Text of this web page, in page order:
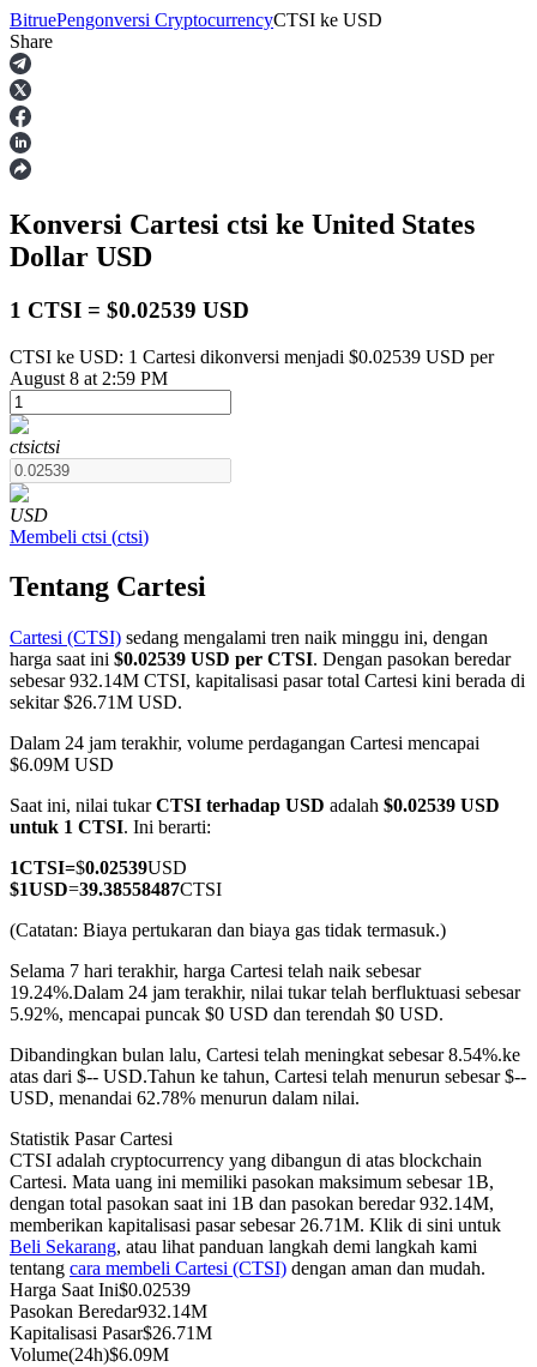
Berjangka
USDT Berjangka
COIN-M Berjangka
Mata Uang Kripto Berjangka
TradFi
Derivatif saham, forex, logam mulia, dan komoditas
USDC Berjangka
Kontrak berjangka menggunakan USDC sebagai jaminannya
Copy Trading
BitruePengonversi CryptocurrencyCTSI ke USD
Share
Konversi Cartesi ctsi ke United States
Dollar USD
1 CTSI = $0.02539 USD
CTSI ke USD: 1 Cartesi dikonversi menjadi $0.02539 USD per
August 8 at 2:59 PM
ctsictsi
USD
Membeli ctsi (ctsi)
Tentang Cartesi
Cartesi (CTSI) sedang mengalami tren naik minggu ini, dengan
harga saat ini $0.02539 USD per CTSI. Dengan pasokan beredar
sebesar 932.14M CTSI, kapitalisasi pasar total Cartesi kini berada di
sekitar $26.71M USD.
Dalam 24 jam terakhir, volume perdagangan Cartesi mencapai
$6.09M USD
Saat ini, nilai tukarCTSI terhadap USD adalah $0.02539 USD
untuk 1 CTSI. Ini berarti:
1CTSI=$0.02539USD
$1USD=39.38558487CTSI
(Catatan: Biaya pertukaran dan biaya gas tidak termasuk.)
Selama 7 hari terakhir, harga Cartesi telah naik sebesar
19.24%.Dalam 24 jam terakhir, nilai tukar telah berfluktuasi sebesar
5.92%, mencapai puncak $0 USD dan terendah $0 USD.
Dibandingkan bulan lalu, Cartesi telah meningkat sebesar 8.54%.ke
atas dari $-- USD.Tahun ke tahun, Cartesi telah menurun sebesar $--
USD, menandai 62.78% menurun dalam nilai.
Statistik Pasar Cartesi
CTSI adalah cryptocurrency yang dibangun di atas blockchain
Cartesi. Mata uang ini memiliki pasokan maksimum sebesar 1B,
dengan total pasokan saat ini 1B dan pasokan beredar 932.14M,
memberikan kapitalisasi pasar sebesar 26.71M. Klik di sini untuk
Beli Sekarang, atau lihat panduan langkah demi langkah kami
tentang cara membeli Cartesi (CTSI) dengan aman dan mudah.
Harga Saat Ini$0.02539
Pasokan Beredar932.14M
Kapitalisasi Pasar$26.71M
Volume(24h)$6.09M